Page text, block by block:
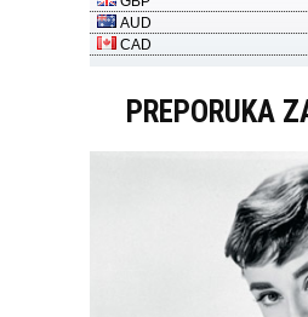
PREPORUKA